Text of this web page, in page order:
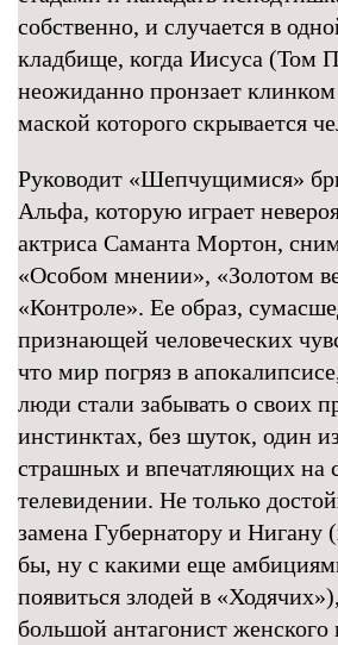
собственно, и случается в
кладбище, когда Иисуса (Том
неожиданно пронзает
маской которого скрывается
Руководит «Шепчущимися»
Альфа, которую играет
актриса Саманта Мортон,
«Особом мнении», «Золотом
«Контроле». Ее образ,
признающей человеческих
что мир погряз в
люди стали забывать о своих
инстинктах, без шуток, один
страшных и впечатляющих на
телевидении. Не только
замена Губернатору и Нигану
бы, ну с какими еще
появиться злодей в
большой антагонист женского